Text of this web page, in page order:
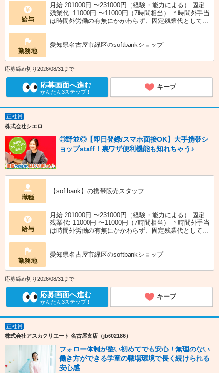
給与
月給 201000円 〜231000円（経験・能力による） 固定
残業代: 11000円 〜11000円（7時間相当） ＊時間外手当
は時間外労働の有無にかかわらず、固定残業代として...
勤務地
愛知県名古屋市緑区のsoftbankショップ
応募締め切り2026/08/31まで
応募画面へ進む
かんたん3ステップ！
キープ
正社員
株式会社シエロ
◎野並◎【即日登録/スマホ面接OK】大手携帯シ
ョップstaff！裏ワザ便利機能も知れちゃう♪
職種
【softbank】の携帯販売スタッフ
給与
月給 201000円 〜231000円（経験・能力による） 固定
残業代: 11000円 〜11000円（7時間相当） ＊時間外手当
は時間外労働の有無にかかわらず、固定残業代として...
勤務地
愛知県名古屋市緑区のsoftbankショップ
応募締め切り2026/08/31まで
応募画面へ進む
かんたん3ステップ！
キープ
正社員
株式会社アスカクリエート 名古屋支店（jb602186）
フォロー体制が整い初めてでも安心！無理のない
働き方ができる学童の職場環境で長く続けられる
安心感